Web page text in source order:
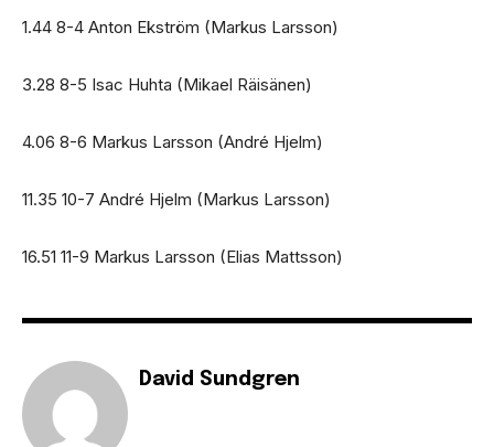
1.44 8-4 Anton Ekström (Markus Larsson)
3.28 8-5 Isac Huhta (Mikael Räisänen)
4.06 8-6 Markus Larsson (André Hjelm)
11.35 10-7 André Hjelm (Markus Larsson)
16.51 11-9 Markus Larsson (Elias Mattsson)
David Sundgren